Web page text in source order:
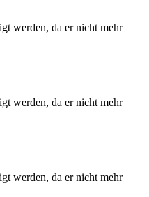
werden, da er nicht mehr
werden, da er nicht mehr
werden, da er nicht mehr